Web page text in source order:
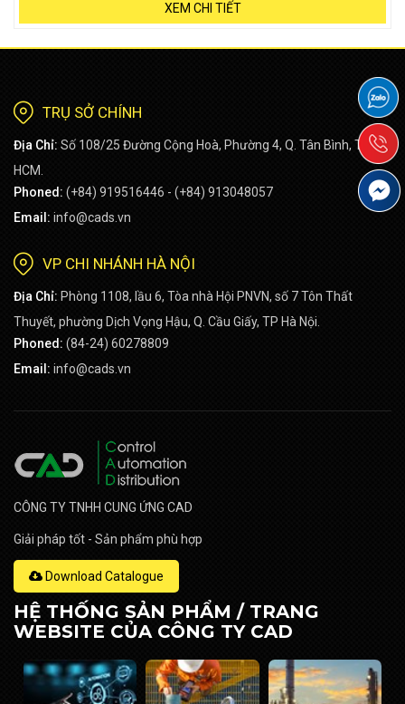
XEM CHI TIẾT
TRỤ SỞ CHÍNH
Địa Chỉ: Số 108/25 Đường Cộng Hoà, Phường 4, Q. Tân Bình, TP
HCM.
Phoned: (+84) 919516446 - (+84) 913048057
Email: info@cads.vn
VP CHI NHÁNH HÀ NỘI
Địa Chỉ: Phòng 1108, lầu 6, Tòa nhà Hội PNVN, số 7 Tôn Thất
Thuyết, phường Dịch Vọng Hậu, Q. Cầu Giấy, TP Hà Nội.
Phoned: (84-24) 60278809
Email: info@cads.vn
CÔNG TY TNHH CUNG ỨNG CAD
Giải pháp tốt - Sản phẩm phù hợp
Download Catalogue
HỆ THỐNG SẢN PHẨM / TRANG
WEBSITE CỦA CÔNG TY CAD